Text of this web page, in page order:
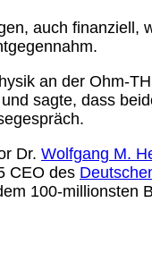
auch
an der Ohm-
sagte, dass
Dr. Wolfgang M.
CEO des
100-millionsten